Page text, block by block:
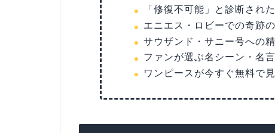
「修復不可能」と診断され
エニエス・ロビーでの奇跡
サウザンド・サニー号への
ファンが選ぶ名シーン・名
ワンピースが今すぐ無料で